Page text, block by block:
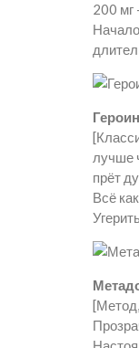
200 мг
лучше
прёт
Всё